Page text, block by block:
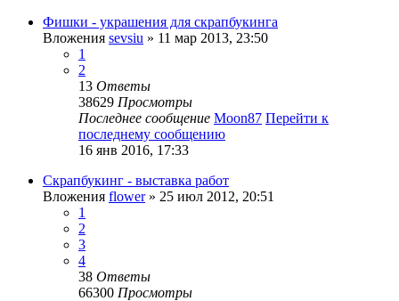
Фишки - украшения для скрапбукинга
Вложения sevsiu » 11 мар 2013, 23:50
1
2
13 Ответы
38629 Просмотры
Последнее сообщение Moon87 Перейти к
последнему сообщению
16 янв 2016, 17:33
Скрапбукинг - выставка работ
Вложения flower» 25 июл 2012, 20:51
1
2
3
4
38 Ответы
66300 Просмотры